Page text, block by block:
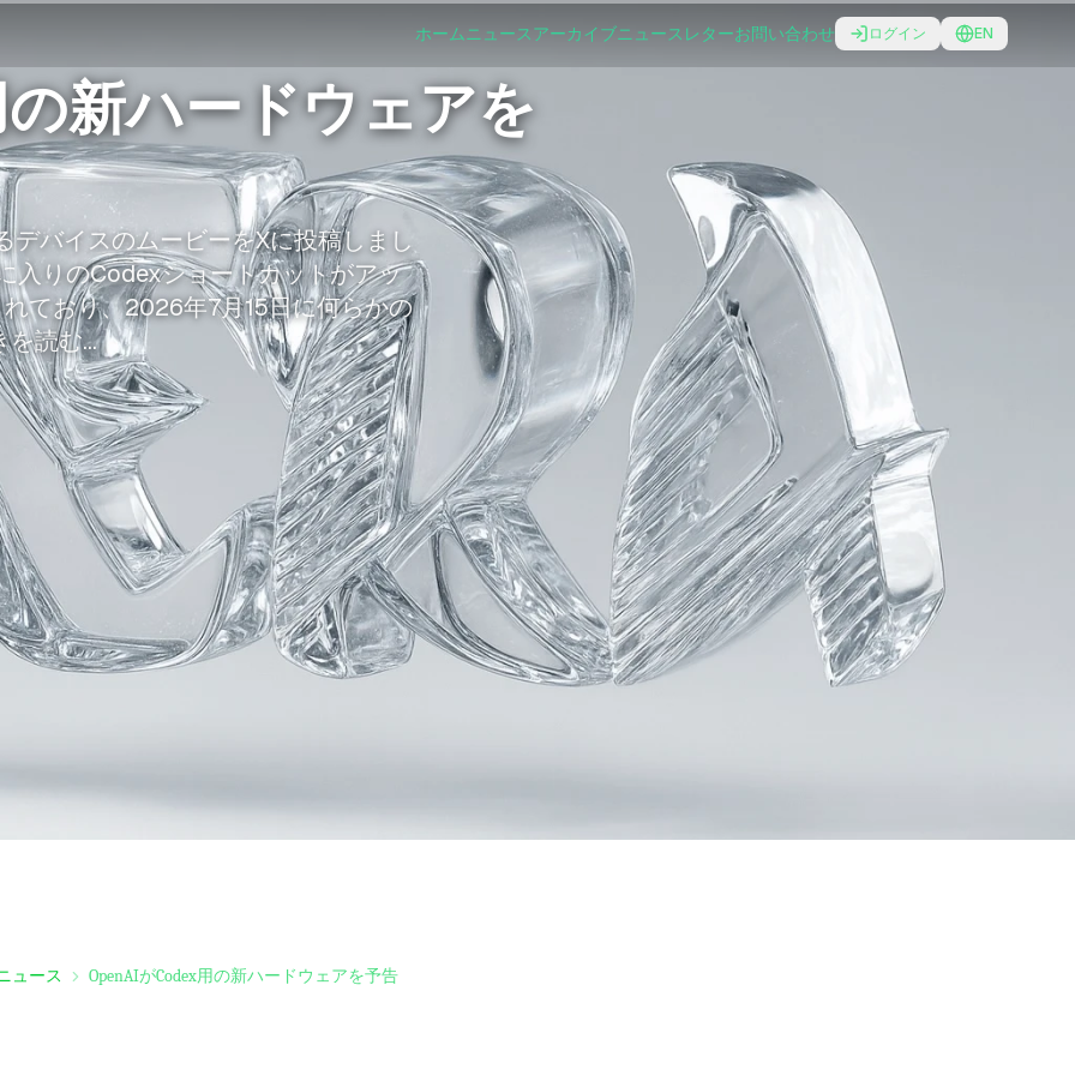
ホームニュースアーカイブニュースレターお問い合わせ ログイン EN
新ハードウェアを
バイスのムービーをXに投稿しまし
入りのCodexショートカットがアッ
ており、2026年7月15日に何らかの
読む...
ュース OpenAIがCodex用の新ハードウェアを予告